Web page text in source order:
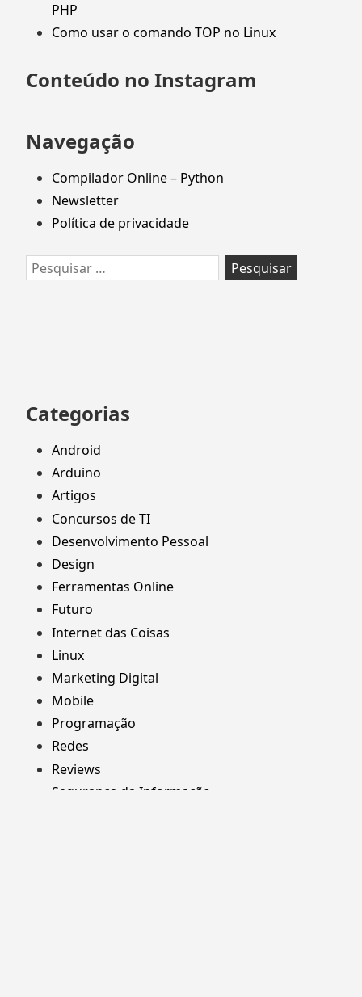
PHP
Como usar o comando TOP no Linux
Conteúdo no Instagram
Navegação
Compilador Online – Python
Newsletter
Política de privacidade
Pesquisar
por:
Categorias
Android
Arduino
Artigos
Concursos de TI
Desenvolvimento Pessoal
Design
Ferramentas Online
Futuro
Internet das Coisas
Linux
Marketing Digital
Mobile
Programação
Redes
Reviews
Segurança da Informação